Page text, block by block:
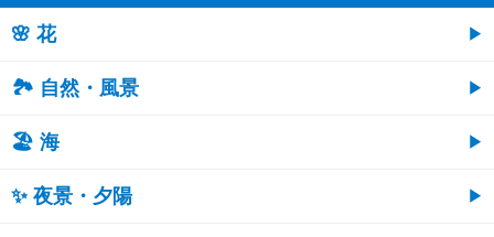
🌸 花
🏞️ 自然・風景
🏖 海
✨ 夜景・夕陽